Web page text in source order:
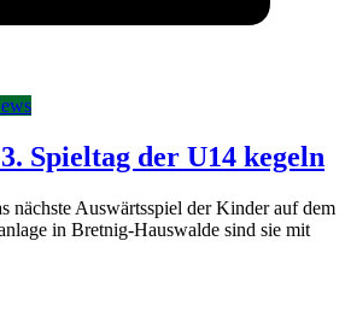
Spieltag der U14 kegeln
nächste Auswärtsspiel der Kinder auf dem
in Bretnig-Hauswalde sind sie mit